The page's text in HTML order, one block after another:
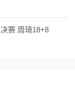
赛 周琦18+8